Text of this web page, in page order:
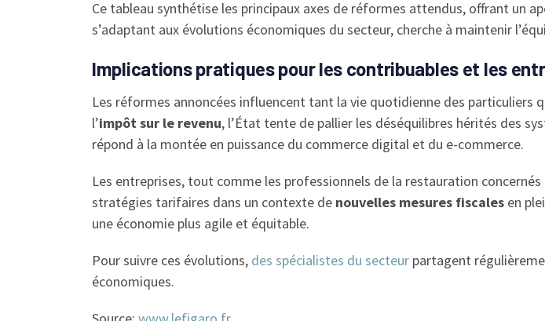
Ce tableau synthétise les principaux axes de réformes attendus, offrant un
s’adaptant aux évolutions économiques du secteur, cherche à maintenir
Implications pratiques pour les contribuables et les
Les réformes annoncées influencent tant la vie quotidienne des particuliers
l’impôt sur le revenu, l’État tente de pallier les déséquilibres hérités des
répond à la montée en puissance du commerce digital et du e-commerce.
Les entreprises, tout comme les professionnels de la restauration concernés
stratégies tarifaires dans un contexte de nouvelles mesures fiscales en
une économie plus agile et équitable.
Pour suivre ces évolutions, des spécialistes du secteur partagent
économiques.